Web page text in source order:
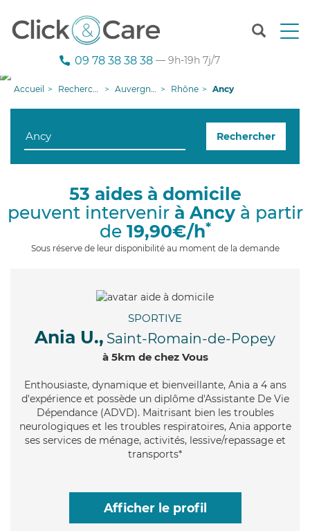
T
n
g
i
09 78 38 38 38 — 9h-19h 7j/7
Accueil Recherche aide à domicile Auvergne-Rhône-Alpes Rhône Ancy
Rechercher
53 aides à domicile
peuvent intervenir à Ancyà partir
de 19,90€/h*
Sous réserve de leur disponibilité au moment de la demande
SPORTIVE
Ania U., Saint-Romain-de-Popey
à 5km de chez Vous
Enthousiaste, dynamique et bienveillante, Ania a 4 ans
d'expérience et possède un diplôme d'Assistante De Vie
Dépendance (ADVD). Maitrisant bien les troubles
neurologiques et les troubles respiratoires, Ania apporte
ses services de ménage, activités, lessive/repassage et
transports*
Afficher le profil